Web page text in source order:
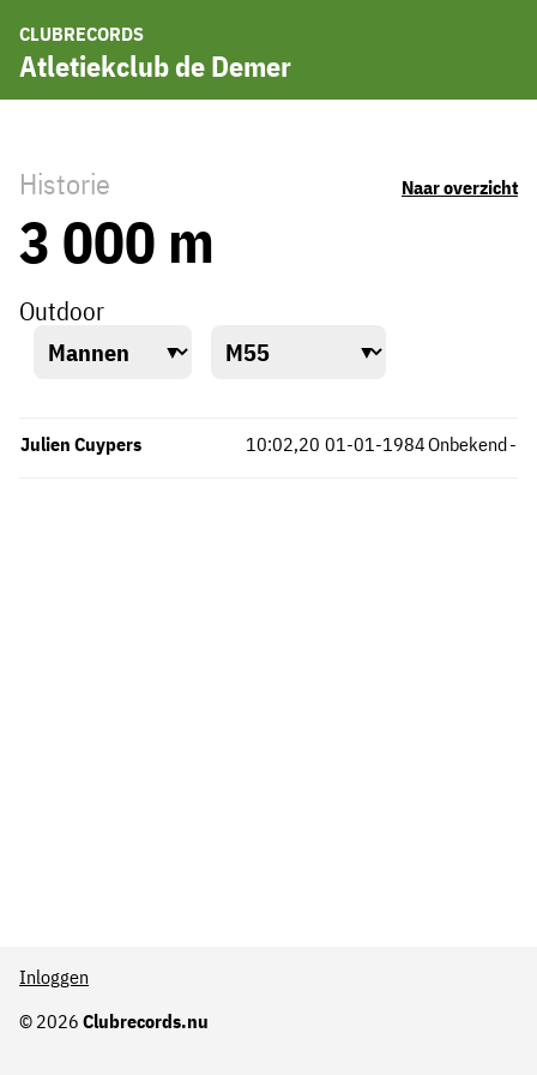
CLUBRECORDS
Atletiekclub de Demer
Historie Naar overzicht
3 000 m
Outdoor
Julien Cuypers Onbekend
10:02,20 -
01-01-1984
© 2026 Clubrecords.nu
Inloggen